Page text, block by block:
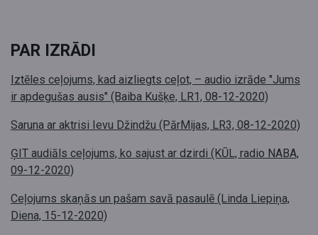
PAR IZRĀDI
Iztēles ceļojums, kad aizliegts ceļot, – audio izrāde "Jums
ir apdegušas ausis" (Baiba Kušķe, LR1, 08-12-2020)
Saruna ar aktrisi Ievu Džindžu (PārMijas, LR3, 08-12-2020)
ĢIT audiāls ceļojums, ko sajust ar dzirdi (KŪL, radio NABA,
09-12-2020)
Ceļojums skaņās un pašam savā pasaulē (Linda Liepiņa,
Diena, 15-12-2020)